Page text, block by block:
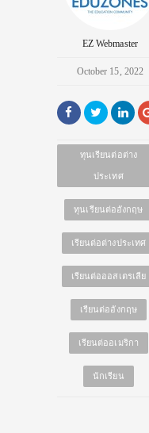
EZ Webmaster
October 15, 2022
ทุนเรียนต่อต่าง
ประเทศ
ทุนเรียนต่ออังกฤษ
เรียนต่อต่างประเทศ
เรียนต่อออสเตรเลีย
เรียนต่ออังกฤษ
เรียนต่ออเมริกา
นักเรียน